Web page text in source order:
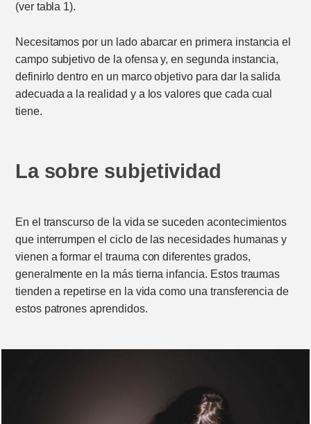
(ver tabla 1).
Necesitamos por un lado abarcar en primera instancia el
campo subjetivo de la ofensa y, en segunda instancia,
definirlo dentro en un marco objetivo para dar la salida
adecuada a la realidad y a los valores que cada cual
tiene.
La sobre subjetividad
En el transcurso de la vida se suceden acontecimientos
que interrumpen el ciclo de las necesidades humanas y
vienen a formar el trauma con diferentes grados,
generalmente en la más tierna infancia. Estos traumas
tienden a repetirse en la vida como una transferencia de
estos patrones aprendidos.